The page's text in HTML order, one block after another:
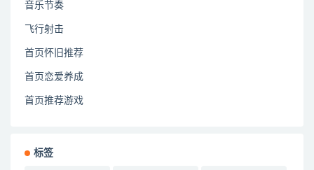
音乐节奏
飞行射击
首页怀旧推荐
首页恋爱养成
首页推荐游戏
标签